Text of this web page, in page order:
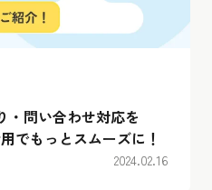
・問い合わせ対応を
でもっとスムーズに！
2024.02.16